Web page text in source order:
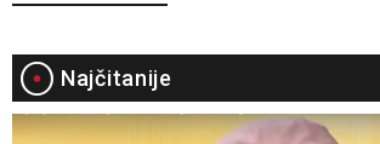
Najčitanije